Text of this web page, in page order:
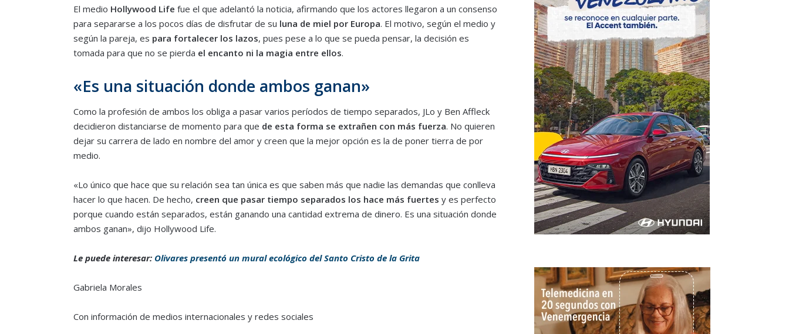
El medio Hollywood Life fue el que adelantó la noticia, afirmando que los actores llegaron a un consenso
para separarse a los pocos días de disfrutar de su luna de miel por Europa. El motivo, según el medio y
según la pareja, es para fortalecer los lazos, pues pese a lo que se pueda pensar, la decisión es
tomada para que no se pierda el encanto ni la magia entre ellos.
«Es una situación donde ambos ganan»
Como la profesión de ambos los obliga a pasar varios períodos de tiempo separados, JLo y Ben Affleck
decidieron distanciarse de momento para que de esta forma se extrañen con más fuerza. No quieren
dejar su carrera de lado en nombre del amor y creen que la mejor opción es la de poner tierra de por
medio.
«Lo único que hace que su relación sea tan única es que saben más que nadie las demandas que conlleva
hacer lo que hacen. De hecho, creen que pasar tiempo separados los hace más fuertes y es perfecto
porque cuando están separados, están ganando una cantidad extrema de dinero. Es una situación donde
ambos ganan», dijo Hollywood Life.
Le puede interesar: Olivares presentó un mural ecológico del Santo Cristo de la Grita
Gabriela Morales
Con información de medios internacionales y redes sociales